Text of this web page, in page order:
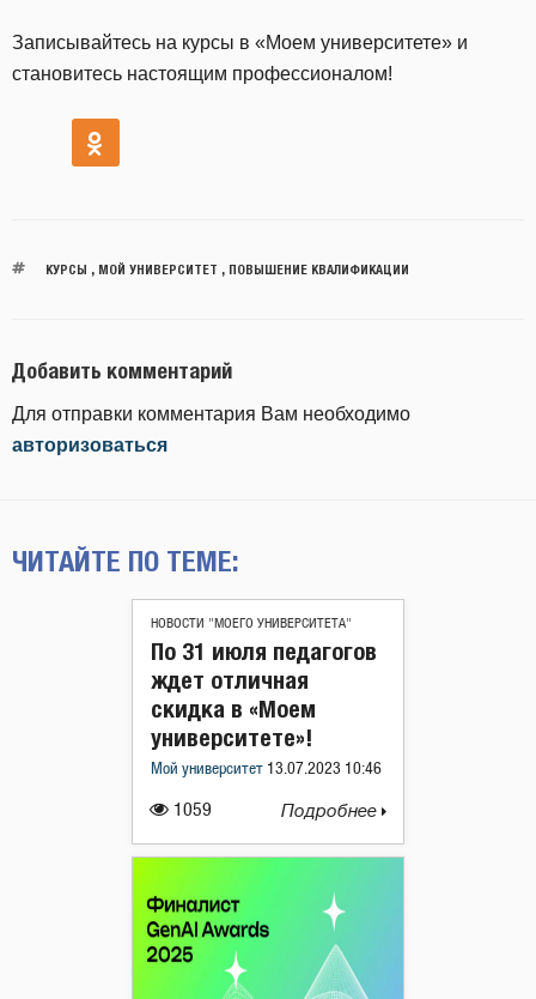
Записывайтесь на курсы в «Моем университете» и
становитесь настоящим профессионалом!
КУРСЫ , МОЙ УНИВЕРСИТЕТ , ПОВЫШЕНИЕ КВАЛИФИКАЦИИ
Добавить комментарий
Для отправки комментария Вам необходимо
авторизоваться
ЧИТАЙТЕ ПО ТЕМЕ:
НОВОСТИ "МОЕГО УНИВЕРСИТЕТА"
1059
По 31 июля педагогов
ждет отличная
скидка в «Моем
университете»!
Мой университет 13.07.2023 10:46
Подробнее